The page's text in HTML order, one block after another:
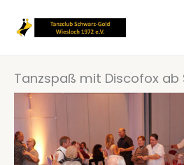
Inhalt
Tanzspaß mit Discofox